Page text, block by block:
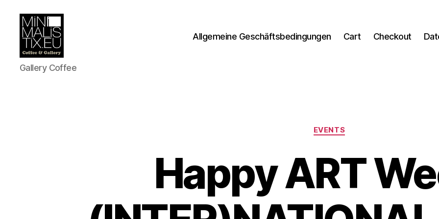
MINIMALISTIX
Gallery Coffee
Allgemeine Geschäftsbedingungen Cart Checkout
Kategorien
EVENTS
Happy ART